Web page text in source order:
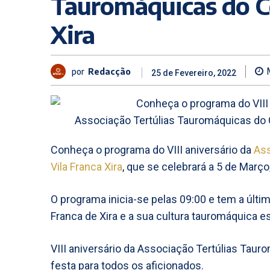
Xira
por Redacção 25 de Fevereiro, 2022
Conheça o programa do VIII aniversário da
Vila Franca Xira, que se celebrará a 5 de
O programa inicia-se pelas 09:00 e tem a
Franca de Xira e a sua cultura tauromáquica
VIII aniversário da Associação Tertúlias
festa para todos os aficionados.